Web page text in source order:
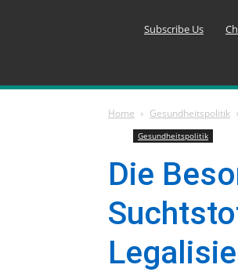
Subscribe Us
Home Gesundheitspolitik
Gesundheitspolitik
Die